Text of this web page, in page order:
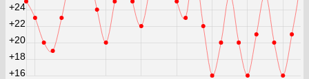
+16
+18
+20
+22
+24